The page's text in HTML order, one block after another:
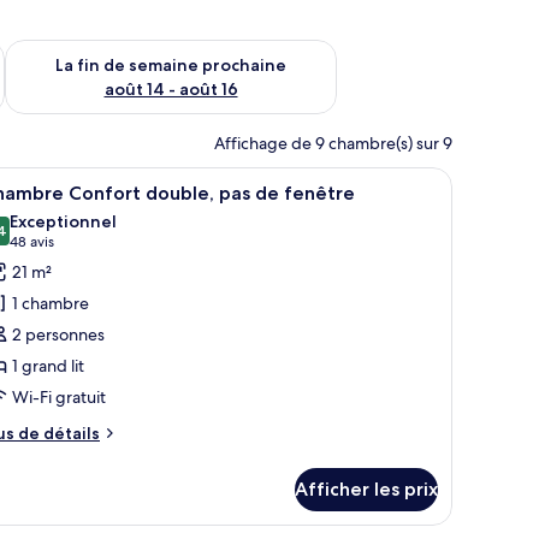
semaine août 7 - août 9
La fin de semaine prochaine
août 14 - août 16
Vérifier la disponibilité pour la fin de semaine prochaine août
Affichage de 9 chambre(s) sur 9
lits, un fauteuil en cuir, un lambris en bois et une table de chevet.
:
Chambre Confort double, pas de fenêtre |
11 Confort double, pas de fenêtre
sur 10
Exceptionnel
48 avis
(48 avis)
21 m²
1 chambre
2 personnes
1 grand lit
Wi-Fi gratuit
de détails
Afficher les prix